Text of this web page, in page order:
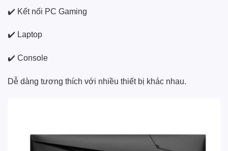
✔️ Kết nối PC Gaming
✔️ Laptop
✔️ Console
Dễ dàng tương thích với nhiều thiết bị khác nhau.